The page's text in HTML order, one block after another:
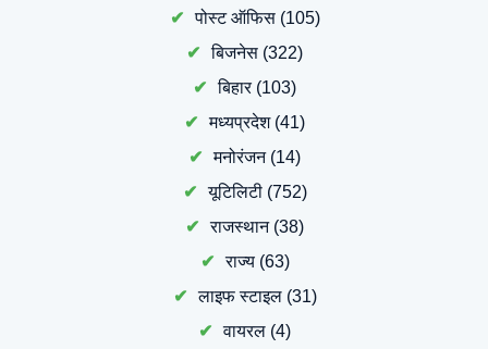
पोस्ट ऑफिस(105)
बिजनेस (322)
बिहार(103)
मध्यप्रदेश(41)
मनोरंजन(14)
यूटिलिटी(752)
राजस्थान(38)
राज्य(63)
लाइफ स्टाइल(31)
वायरल (4)